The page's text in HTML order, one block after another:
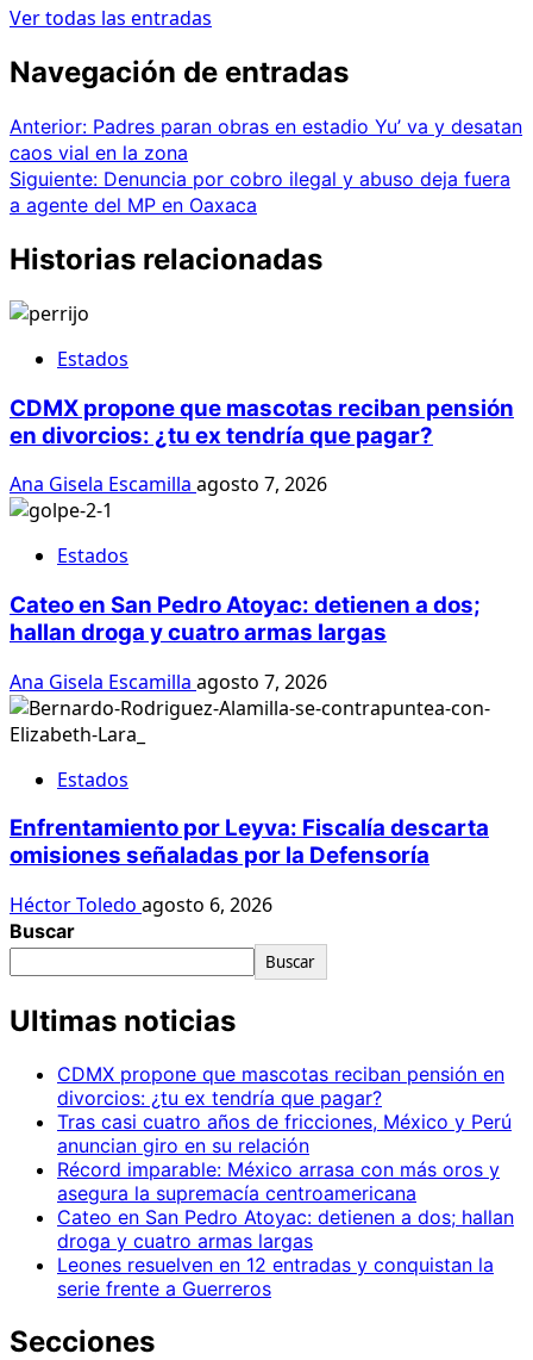
Ver todas las entradas
Navegación de entradas
Anterior: Padres paran obras en estadio Yu’ va y desatan
caos vial en la zona
Siguiente: Denuncia por cobro ilegal y abuso deja fuera
a agente del MP en Oaxaca
Historias relacionadas
Estados
CDMX propone que mascotas reciban pensión
en divorcios: ¿tu ex tendría que pagar?
Ana Gisela Escamilla agosto 7, 2026
Estados
Cateo en San Pedro Atoyac: detienen a dos;
hallan droga y cuatro armas largas
Ana Gisela Escamilla agosto 7, 2026
Estados
Enfrentamiento por Leyva: Fiscalía descarta
omisiones señaladas por la Defensoría
Héctor Toledo agosto 6, 2026
Buscar
Buscar
Ultimas noticias
CDMX propone que mascotas reciban pensión en
divorcios: ¿tu ex tendría que pagar?
Tras casi cuatro años de fricciones, México y Perú
anuncian giro en su relación
Récord imparable: México arrasa con más oros y
asegura la supremacía centroamericana
Cateo en San Pedro Atoyac: detienen a dos; hallan
droga y cuatro armas largas
Leones resuelven en 12 entradas y conquistan la
serie frente a Guerreros
Secciones